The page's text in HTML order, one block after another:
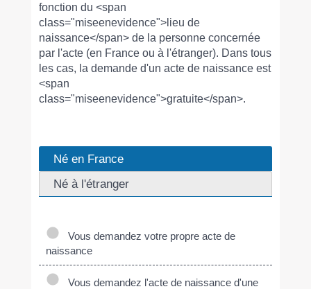
fonction du <span
class="miseenevidence">lieu de
naissance</span> de la personne concernée
par l'acte (en France ou à l'étranger). Dans tous
les cas, la demande d'un acte de naissance est
<span
class="miseenevidence">gratuite</span>.
Né en France
Né à l'étranger
Vous demandez votre propre acte de
naissance
Vous demandez l'acte de naissance d'une